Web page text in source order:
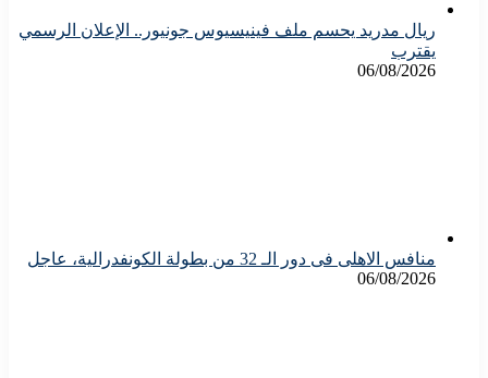
ريال مدريد يحسم ملف فينيسيوس جونيور.. الإعلان الرسمي
يقترب
06/08/2026
منافس الاهلى فى دور الـ 32 من بطولة الكونفدرالية، عاجل
06/08/2026